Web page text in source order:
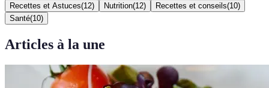
Recettes et Astuces(12) Nutrition(12) Recettes et conseils(10)
Santé(10)
Articles à la une